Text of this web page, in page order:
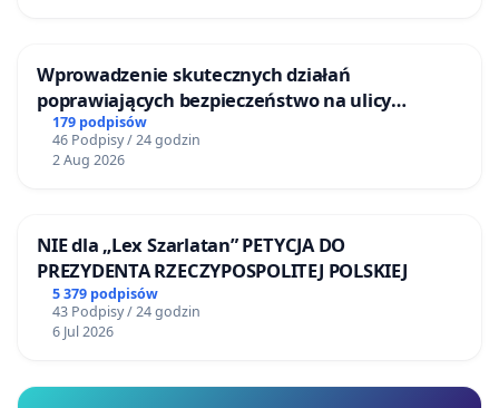
Wprowadzenie skutecznych działań
poprawiających bezpieczeństwo na ulicy
Żeromskiego w Otwocku
179 podpisów
46 Podpisy / 24 godzin
2 Aug 2026
NIE dla „Lex Szarlatan” PETYCJA DO
PREZYDENTA RZECZYPOSPOLITEJ POLSKIEJ
5 379 podpisów
43 Podpisy / 24 godzin
6 Jul 2026